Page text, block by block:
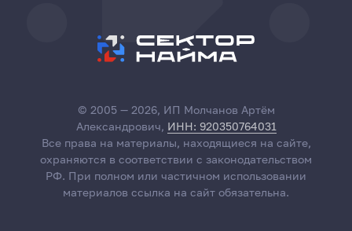
© 2005 — 2026, ИП Молчанов Артём
Александрович, ИНН: 920350764031
Все права на материалы, находящиеся на сайте,
охраняются в соответствии с законодательством
РФ. При полном или частичном использовании
материалов ссылка на сайт обязательна.